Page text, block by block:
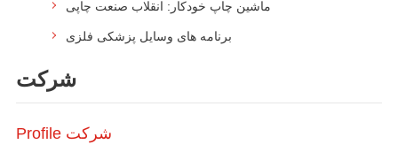
ماشین چاپ خودکار: انقلاب صنعت چاپی
برنامه های وسایل پزشکی فلزی
شرکت
Profile شرکت